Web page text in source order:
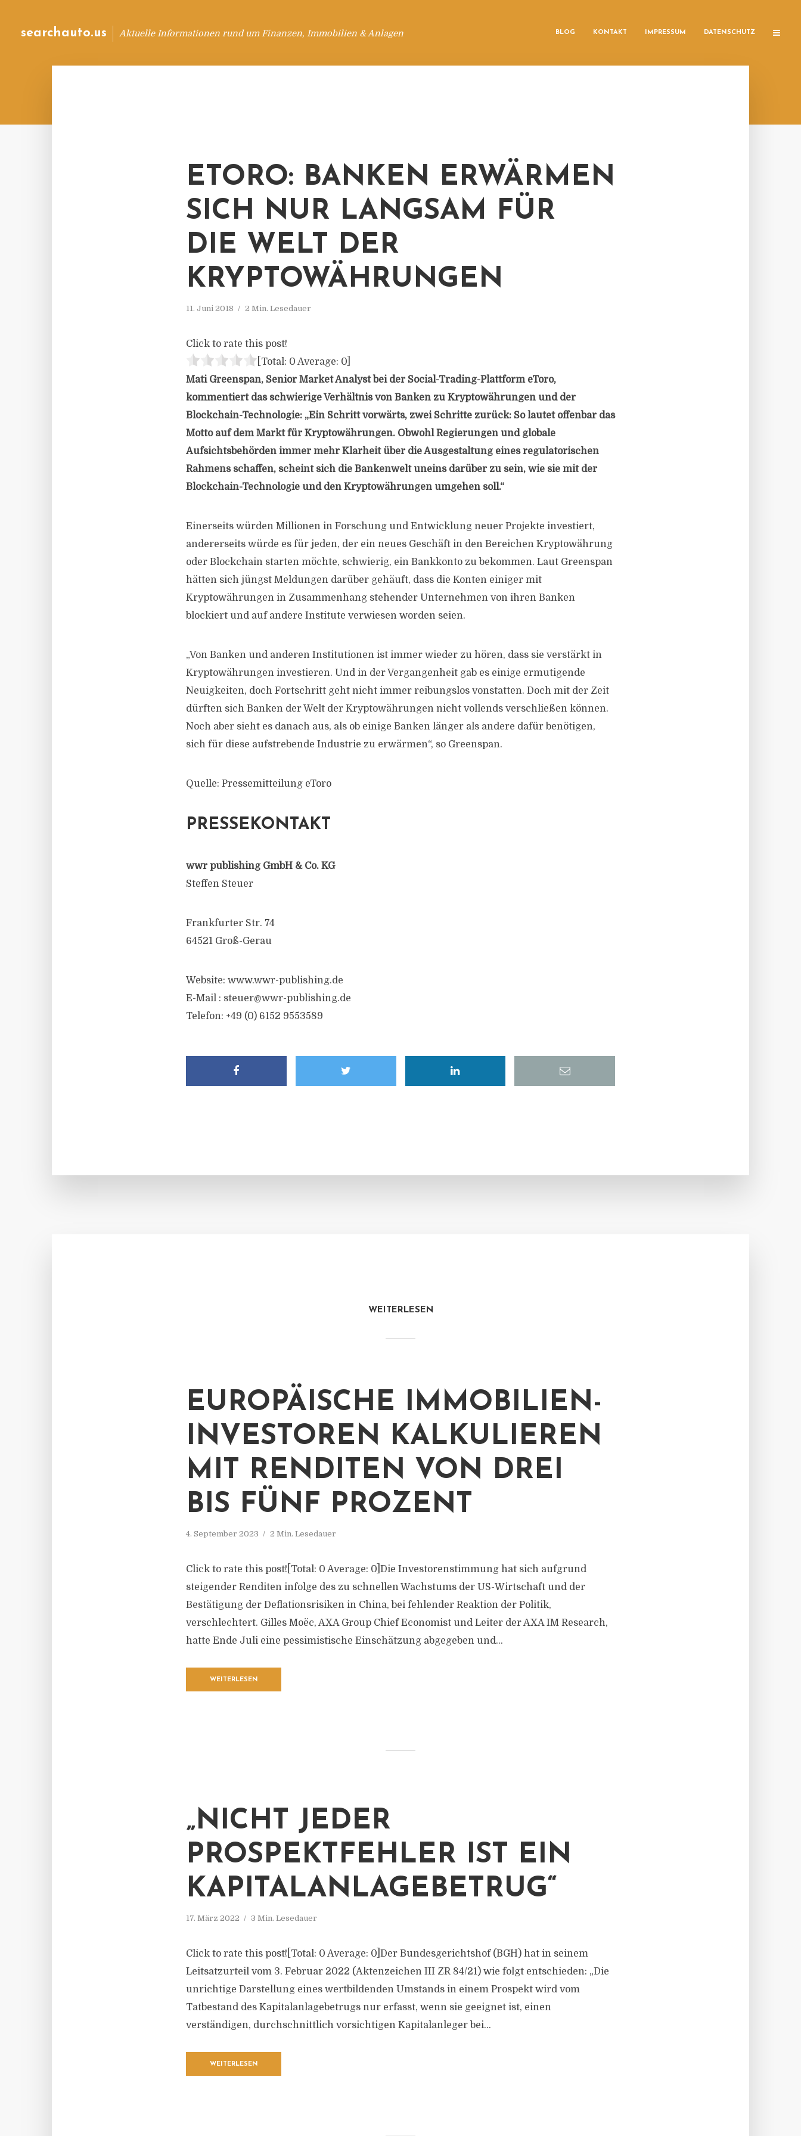
searchauto.us Aktuelle Informationen rund um Finanzen, Immobilien & Anlagen BLOG KONTAKT IMPRESSUM DATENSCHUTZ
ETORO: BANKEN ERWÄRMEN
SICH NUR LANGSAM FÜR
DIE WELT DER
KRYPTOWÄHRUNGEN
11. Juni 2018 2 Min. Lesedauer
Click to rate this post!
[Total: 0 Average: 0
Mati Greenspan, Senior Market Analyst bei der Social-Trading-Plattform eToro,
kommentiert das schwierige Verhältnis von Banken zu Kryptowährungen und der
Blockchain-Technologie: „Ein Schritt vorwärts, zwei Schritte zurück: So lautet offenbar das
Motto auf dem Markt für Kryptowährungen. Obwohl Regierungen und globale
Aufsichtsbehörden immer mehr Klarheit über die Ausgestaltung eines regulatorischen
Rahmens schaffen, scheint sich die Bankenwelt uneins darüber zu sein, wie sie mit der
Blockchain-Technologie und den Kryptowährungen umgehen soll.“
Einerseits würden Millionen in Forschung und Entwicklung neuer Projekte investiert,
andererseits würde es für jeden, der ein neues Geschäft in den Bereichen Kryptowährung
oder Blockchain starten möchte, schwierig, ein Bankkonto zu bekommen. Laut Greenspan
hätten sich jüngst Meldungen darüber gehäuft, dass die Konten einiger mit
Kryptowährungen in Zusammenhang stehender Unternehmen von ihren Banken
blockiert und auf andere Institute verwiesen worden seien.
„Von Banken und anderen Institutionen ist immer wieder zu hören, dass sie verstärkt in
Kryptowährungen investieren. Und in der Vergangenheit gab es einige ermutigende
Neuigkeiten, doch Fortschritt geht nicht immer reibungslos vonstatten. Doch mit der Zeit
dürften sich Banken der Welt der Kryptowährungen nicht vollends verschließen können.
Noch aber sieht es danach aus, als ob einige Banken länger als andere dafür benötigen,
sich für diese aufstrebende Industrie zu erwärmen“, so Greenspan.
Quelle: Pressemitteilung eToro
PRESSEKONTAKT
wwr publishing GmbH & Co. KG
Steffen Steuer
Frankfurter Str. 74
64521 Groß-Gerau
Website: www.wwr-publishing.de
E-Mail : steuer@wwr-publishing.de
Telefon: +49 (0) 6152 9553589
WEITERLESEN
EUROPÄISCHE IMMOBILIEN-
INVESTOREN KALKULIEREN
MIT RENDITEN VON DREI
BIS FÜNF PROZENT
4. September 2023 2 Min. Lesedauer
Click to rate this post![Total: 0 Average: 0]Die Investorenstimmung hat sich aufgrund
steigender Renditen infolge des zu schnellen Wachstums der US-Wirtschaft und der
Bestätigung der Deflationsrisiken in China, bei fehlender Reaktion der Politik,
verschlechtert. Gilles Moëc, AXA Group Chief Economist und Leiter der AXA IM Research,
hatte Ende Juli eine pessimistische Einschätzung abgegeben und...
WEITERLESEN
„NICHT JEDER
PROSPEKTFEHLER IST EIN
KAPITALANLAGEBETRUG“
17. März 2022 3 Min. Lesedauer
Click to rate this post![Total: 0 Average: 0]Der Bundesgerichtshof (BGH) hat in seinem
Leitsatzurteil vom 3. Februar 2022 (Aktenzeichen III ZR 84/21) wie folgt entschieden: „Die
unrichtige Darstellung eines wertbildenden Umstands in einem Prospekt wird vom
Tatbestand des Kapitalanlagebetrugs nur erfasst, wenn sie geeignet ist, einen
verständigen, durchschnittlich vorsichtigen Kapitalanleger bei...
WEITERLESEN